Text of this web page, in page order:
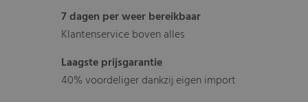
7 dagen per weer bereikbaar
Klantenservice boven alles
Laagste prijsgarantie
40% voordeliger dankzij eigen import